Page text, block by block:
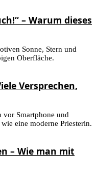
– Warum dieses
Versprechen,
– Wie man mit